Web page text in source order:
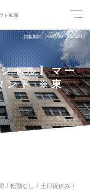
ト転職
掲載期間 26/07/30～26/08/12
ャル】マー
ント ※東
転勤なし
土日祝休み